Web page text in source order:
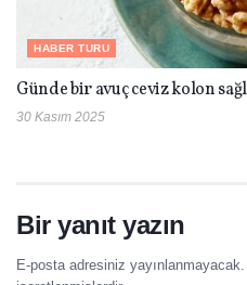
HABER TURU
Günde bir avuç ceviz kolon
30 Kasım 2025
Bir yanıt yazın
E-posta adresiniz yayınlanmayacak.